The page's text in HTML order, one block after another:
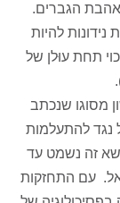
הגברים.
להיות
תחת עוּלן של
מסוגו שנכתב
נגד להתעלמות
זה נשמט עד
עם התחזקות